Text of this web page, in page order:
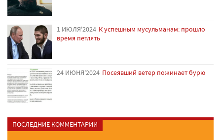
1 ИЮЛЯ'2024 К успешным мусульманам: прошло
время петлять
24 ИЮНЯ'2024 Посеявший ветер пожинает бурю
ПОСЛЕДНИЕ КОММЕНТАРИИ